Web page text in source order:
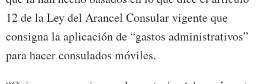
12 de la Ley del Arancel Consular vigente que
consigna la aplicación de “gastos administrativos”
para hacer consulados móviles.